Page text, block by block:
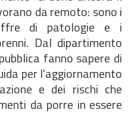
da remoto: sono i
di patologie e i
Dal dipartimento
fanno sapere di
per l'aggiornamento
e dei rischi che
da porre in essere